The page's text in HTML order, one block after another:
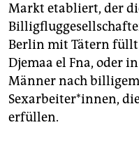
Markt etabliert, der
Berlin mit Tätern
Djemaa el Fna, oder
Männer nach
Sexarbeiter*innen,
erfüllen.